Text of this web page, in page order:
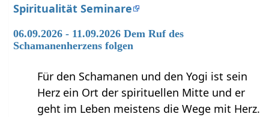
Spiritualität Seminare
06.09.2026 - 11.09.2026 Dem Ruf des
Schamanenherzens folgen
Für den Schamanen und den Yogi ist sein
Herz ein Ort der spirituellen Mitte und er
geht im Leben meistens die Wege mit Herz.